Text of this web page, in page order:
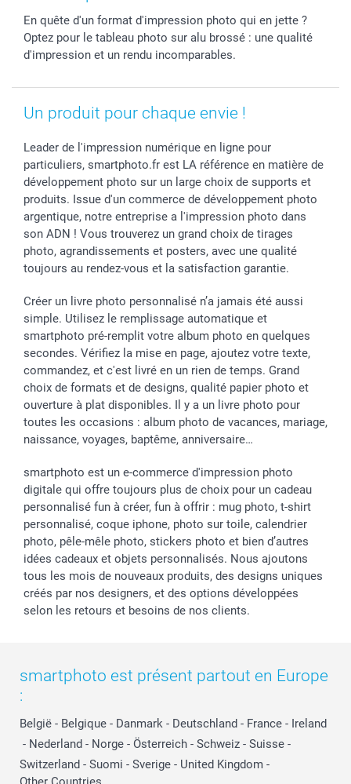
Stickers & Etiquettes
Cadres photo & accessoires déco
Dénicheur d'idées cadeau
Fête des Pères
Communion
Baptême
Rentrée des classes
Saint-Valentin
Vie privée
Gestion des cookies
Partenariats & Influence
Investisseurs
smartfriends
Livraison
Grandes quantités
Statut de ma commande
En quête d'un format d'impression photo qui en jette ?
Optez pour le tableau photo sur alu brossé : une qualité
d'impression et un rendu incomparables.
Un produit pour chaque envie !
Leader de l'impression numérique en ligne pour
particuliers, smartphoto.fr est LA référence en matière de
développement photo sur un large choix de supports et
produits. Issue d'un commerce de développement photo
argentique, notre entreprise a l'impression photo dans
son ADN ! Vous trouverez un grand choix de tirages
photo, agrandissements et posters, avec une qualité
toujours au rendez-vous et la satisfaction garantie.
Créer un livre photo personnalisé n’a jamais été aussi
simple. Utilisez le remplissage automatique et
smartphoto pré-remplit votre album photo en quelques
secondes. Vérifiez la mise en page, ajoutez votre texte,
commandez, et c'est livré en un rien de temps. Grand
choix de formats et de designs, qualité papier photo et
ouverture à plat disponibles. Il y a un livre photo pour
toutes les occasions : album photo de vacances, mariage,
naissance, voyages, baptême, anniversaire…
smartphoto est un e-commerce d'impression photo
digitale qui offre toujours plus de choix pour un cadeau
personnalisé fun à créer, fun à offrir : mug photo, t-shirt
personnalisé, coque iphone, photo sur toile, calendrier
photo, pêle-mêle photo, stickers photo et bien d’autres
idées cadeaux et objets personnalisés. Nous ajoutons
tous les mois de nouveaux produits, des designs uniques
créés par nos designers, et des options développées
selon les retours et besoins de nos clients.
smartphoto est présent partout en Europe
:
België - Belgique - Danmark - Deutschland - France - Ireland
- Nederland - Norge - Österreich - Schweiz - Suisse -
Switzerland - Suomi - Sverige - United Kingdom -